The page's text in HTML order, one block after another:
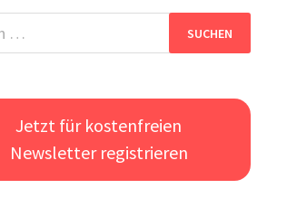
Jetzt für kostenfreien
Newsletter registrieren